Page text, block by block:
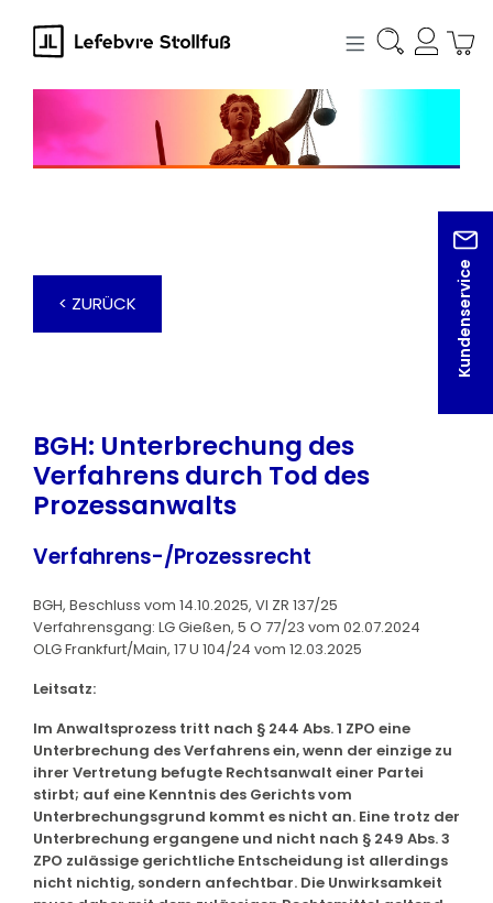
springen
Kundenservice
< ZURÜCK
BGH: Unterbrechung des
Verfahrens durch Tod des
Prozessanwalts
Verfahrens-/Prozessrecht
BGH, Beschluss vom 14.10.2025, VI ZR 137/25
Verfahrensgang: LG Gießen, 5 O 77/23 vom 02.07.2024
OLG Frankfurt/Main, 17 U 104/24 vom 12.03.2025
Leitsatz:
Im Anwaltsprozess tritt nach § 244 Abs. 1 ZPO eine
Unterbrechung des Verfahrens ein, wenn der einzige zu
ihrer Vertretung befugte Rechtsanwalt einer Partei
stirbt; auf eine Kenntnis des Gerichts vom
Unterbrechungsgrund kommt es nicht an. Eine trotz der
Unterbrechung ergangene und nicht nach § 249 Abs. 3
ZPO zulässige gerichtliche Entscheidung ist allerdings
nicht nichtig, sondern anfechtbar. Die Unwirksamkeit